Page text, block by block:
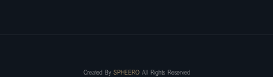
Created By SPHEEROAll Rights Reserved